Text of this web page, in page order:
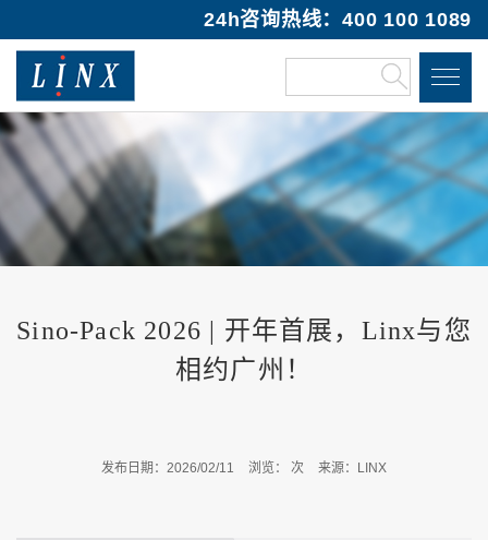
24h咨询热线：400 100 1089
Sino-Pack 2026 | 开年首展，Linx与您
相约广州！
发布日期：2026/02/11 浏览： 次 来源：LINX